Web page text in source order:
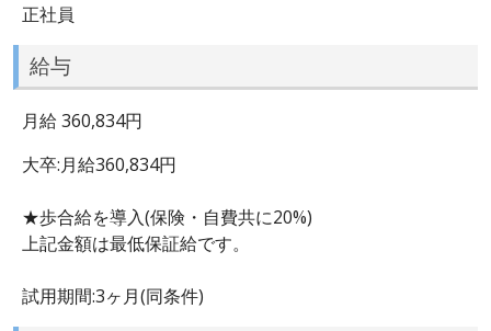
正社員
給与
月給 360,834円
大卒:月給360,834円
★歩合給を導入(保険・自費共に20%)
上記金額は最低保証給です。
試用期間:3ヶ月(同条件)